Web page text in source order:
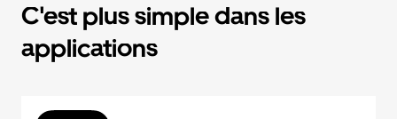
C'est plus simple dans les
applications